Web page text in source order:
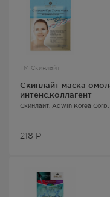
ТМ Скинлайт
Скинлайт маска
интенс.коллагент
Скинлайт, Adwin Korea Corp.
218 Р